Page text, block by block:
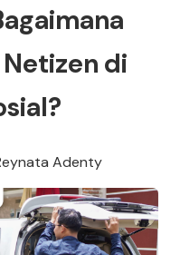
di
Adenty